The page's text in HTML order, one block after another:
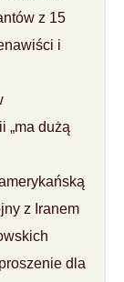
z 15
i
„ma dużą
z Iranem
dla